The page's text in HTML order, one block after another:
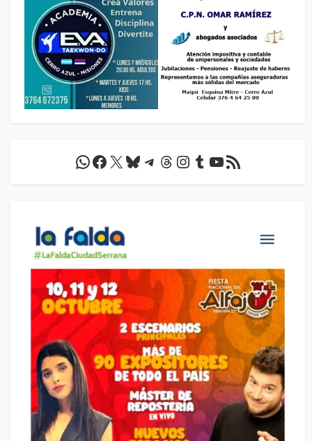
WhatsApp
Facebook
X Bluesky
Telegram
Threads
Instagram
Tumblr
YouTube
Feed RSS